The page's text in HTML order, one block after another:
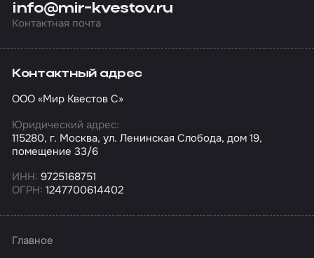
info@mir-kvestov.ru
Контактная почта
Контактный адрес
ООО «Мир Квестов С»
Юридический адрес:
115280, г. Москва, ул. Ленинская Слобода, дом 19,
помещение 33/6
ИНН: 9725168751
ОГРН: 1247700614402
Главное